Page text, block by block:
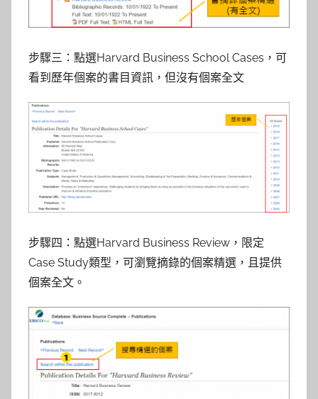
步驟三：點選Harvard Business School Cases，可
看到歷年個案的書目資訊，但沒有個案全文
步驟四：點選Harvard Business Review，限定
Case Study類型，可瀏覽摘錄的個案精選，且提供
個案全文。